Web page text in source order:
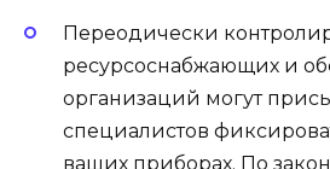
Переодически
ресурсоснабжающих и
организаций могут
специалистов
ваших приборах. По